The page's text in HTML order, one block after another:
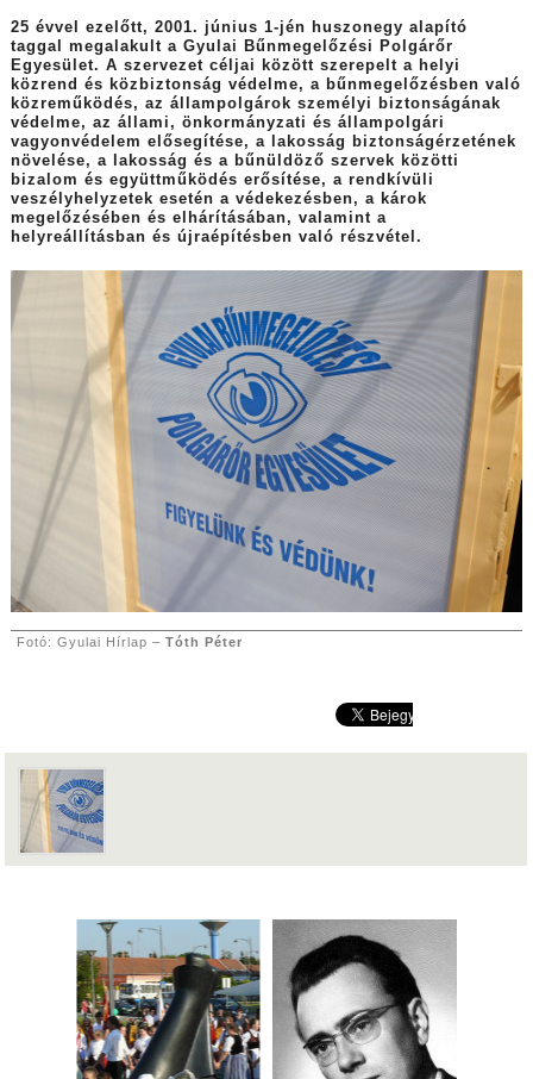
25 évvel ezelőtt, 2001. június 1-jén huszonegy alapító
taggal megalakult a Gyulai Bűnmegelőzési Polgárőr
Egyesület. A szervezet céljai között szerepelt a helyi
közrend és közbiztonság védelme, a bűnmegelőzésben való
közreműködés, az állampolgárok személyi biztonságának
védelme, az állami, önkormányzati és állampolgári
vagyonvédelem elősegítése, a lakosság biztonságérzetének
növelése, a lakosság és a bűnüldöző szervek közötti
bizalom és együttműködés erősítése, a rendkívüli
veszélyhelyzetek esetén a védekezésben, a károk
megelőzésében és elhárításában, valamint a
helyreállításban és újraépítésben való részvétel.
Fotó: Gyulai Hírlap – Tóth Péter